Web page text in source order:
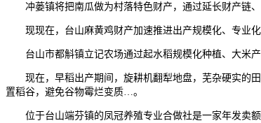
冲蒌镇将把南瓜做为村落特色财产，通过延长财产链、
现现在，台山麻黄鸡财产加速推进出产规模化、专业
台山市都斛镇立记农场通过起水稻规模化种植、大米产
现在，早稻出产期间，旋耕机翻犁地盘，芜杂硬实的田
置稻谷，避免谷物霉烂变质…。
位于台山端芬镇的凤冠养殖专业合做社是一家年发卖额